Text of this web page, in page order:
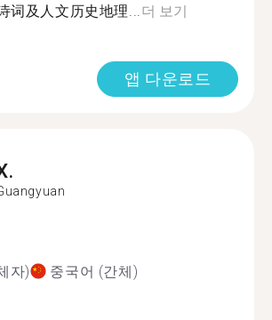
词及人文历史地理...더 보기
앱 다운로드
자) 중국어 (간체)